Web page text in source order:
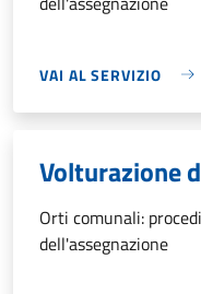
VAI AL SERVIZIO
Volturazione
Orti comunali:
dell'assegnazione